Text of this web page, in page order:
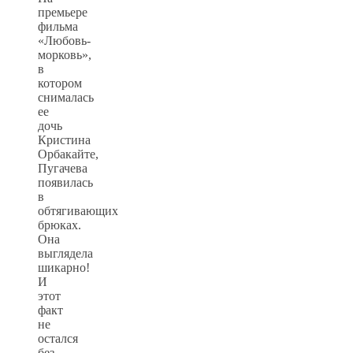
премьере
фильма
«Любовь-
морковь»,
в
котором
снималась
ее
дочь
Кристина
Орбакайте,
Пугачева
появилась
в
обтягивающих
брюках.
Она
выглядела
шикарно!
И
этот
факт
не
остался